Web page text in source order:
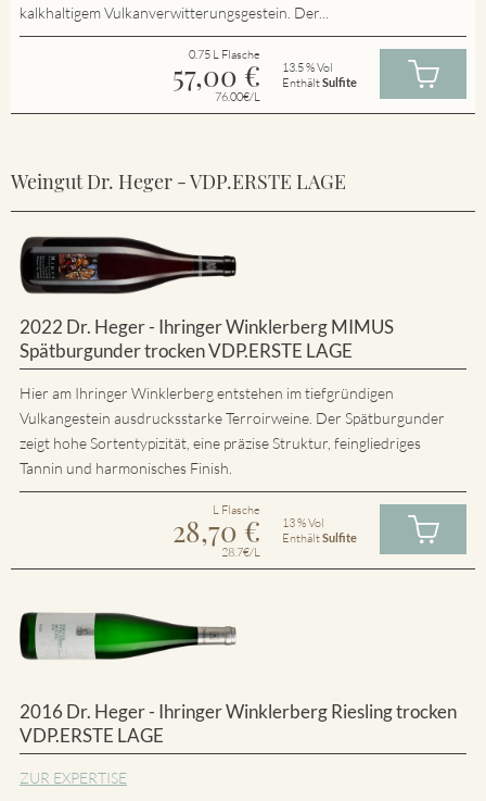
kalkhaltigem Vulkanverwitterungsgestein. Der...
0.75 L Flasche
57,00 €
76.00€/L
13.5 % Vol
EnthältSulfite
Weingut Dr. Heger - VDP.ERSTE LAGE
2022 Dr. Heger - Ihringer Winklerberg MIMUS
Spätburgunder trocken VDP.ERSTE LAGE
Hier am Ihringer Winklerberg entstehen im tiefgründigen
Vulkangestein ausdrucksstarke Terroirweine. Der Spätburgunder
zeigt hohe Sortentypizität, eine präzise Struktur, feingliedriges
Tannin und harmonisches Finish.
L Flasche
28,70 €
28.7€/L
13 % Vol
EnthältSulfite
2016 Dr. Heger - Ihringer Winklerberg Riesling trocken
VDP.ERSTE LAGE
ZUR EXPERTISE